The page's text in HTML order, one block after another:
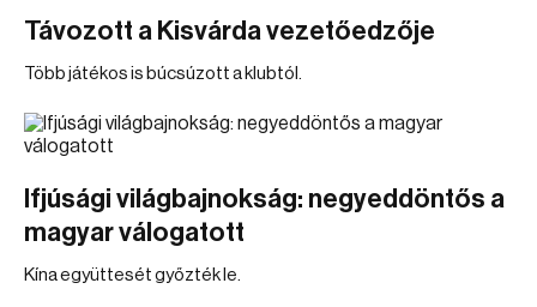
Távozott a Kisvárda vezetőedzője
Több játékos is búcsúzott a klubtól.
Ifjúsági világbajnokság: negyeddöntős a
magyar válogatott
Kína együttesét győzték le.